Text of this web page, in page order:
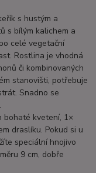
s hustým a
s bílým kalichem a
celé vegetační
Rostlina je vhodná
či kombinovaných
stanovišti, potřebuje
Snadno se
bohaté kvetení, 1×
draslíku. Pokud si u
speciální hnojivo
9 cm, dobře